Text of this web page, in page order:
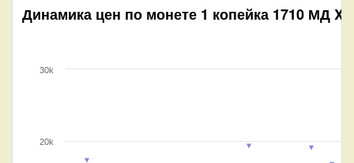
Динамика цен по монете 1 копейка 1710 МД XF
20k
30k